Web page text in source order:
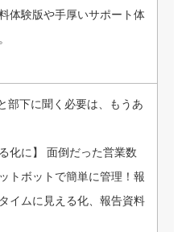
体験版や手厚いサポート体
部下に聞く必要は、もうあ
化に】 面倒だった営業数
トボットで簡単に管理！報
イムに見える化、報告資料